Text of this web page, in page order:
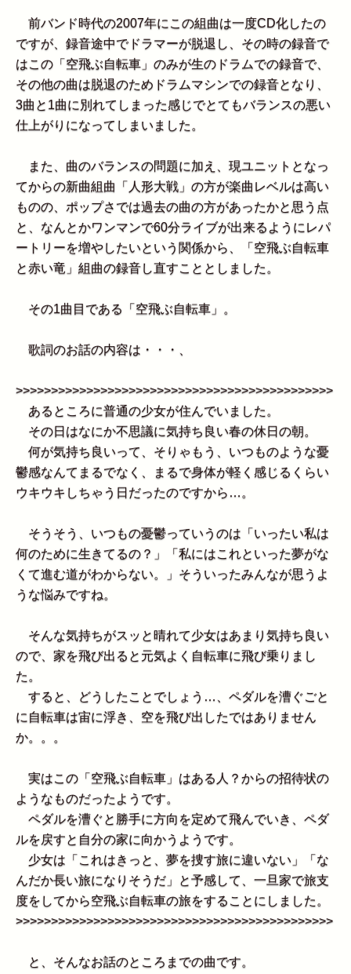
前バンド時代の2007年にこの組曲は一度CD化したの
ですが、録音途中でドラマーが脱退し、その時の録音で
はこの「空飛ぶ自転車」のみが生のドラムでの録音で、
その他の曲は脱退のためドラムマシンでの録音となり、
3曲と1曲に別れてしまった感じでとてもバランスの悪い
仕上がりになってしまいました。
また、曲のバランスの問題に加え、現ユニットとなっ
てからの新曲組曲「人形大戦」の方が楽曲レベルは高い
ものの、ポップさでは過去の曲の方があったかと思う点
と、なんとかワンマンで60分ライブが出来るようにレパ
ートリーを増やしたいという関係から、「空飛ぶ自転車
と赤い竜」組曲の録音し直すこととしました。
その1曲目である「空飛ぶ自転車」。
歌詞のお話の内容は・・・、
>>>>>>>>>>>>>>>>>>>>>>>>>>>>>>>>>>>>>>>>>>>>>
あるところに普通の少女が住んでいました。
その日はなにか不思議に気持ち良い春の休日の朝。
何が気持ち良いって、そりゃもう、いつものような憂
鬱感なんてまるでなく、まるで身体が軽く感じるくらい
ウキウキしちゃう日だったのですから…。
そうそう、いつもの憂鬱っていうのは「いったい私は
何のために生きてるの？」「私にはこれといった夢がな
くて進む道がわからない。」そういったみんなが思うよ
うな悩みですね。
そんな気持ちがスッと晴れて少女はあまり気持ち良い
ので、家を飛び出ると元気よく自転車に飛び乗りまし
た。
すると、どうしたことでしょう…、ペダルを漕ぐごと
に自転車は宙に浮き、空を飛び出したではありません
か。。。
実はこの「空飛ぶ自転車」はある人？からの招待状の
ようなものだったようです。
ペダルを漕ぐと勝手に方向を定めて飛んでいき、ペダ
ルを戻すと自分の家に向かうようです。
少女は「これはきっと、夢を捜す旅に違いない」「な
んだか長い旅になりそうだ」と予感して、一旦家で旅支
度をしてから空飛ぶ自転車の旅をすることにしました。
>>>>>>>>>>>>>>>>>>>>>>>>>>>>>>>>>>>>>>>>>>>>>
と、そんなお話のところまでの曲です。